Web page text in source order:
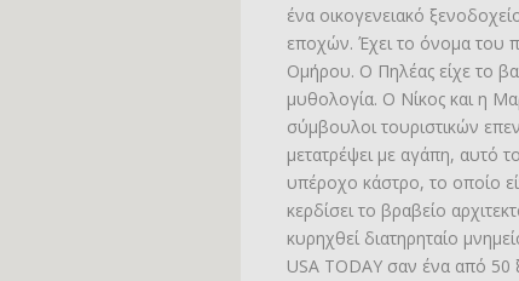
ένα οικογενειακό
εποχών. Έχει το όνομα του
Ομήρου. Ο Πηλέας είχε το
μυθολογία. Ο Νίκος και η
σύμβουλοι τουριστικών
μετατρέψει με αγάπη, αυτό
υπέροχο κάστρο, το οποίο
κερδίσει το βραβείο
κυρηχθεί διατηρηταίο
USA TODAY σαν ένα από 50